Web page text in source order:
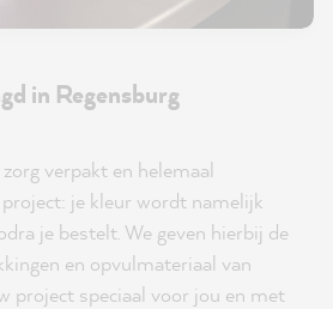
in Regensburg
verpakt en helemaal
je kleur wordt namelijk
je bestelt. We geven hierbij de
en opvulmateriaal van
project speciaal voor jou en met